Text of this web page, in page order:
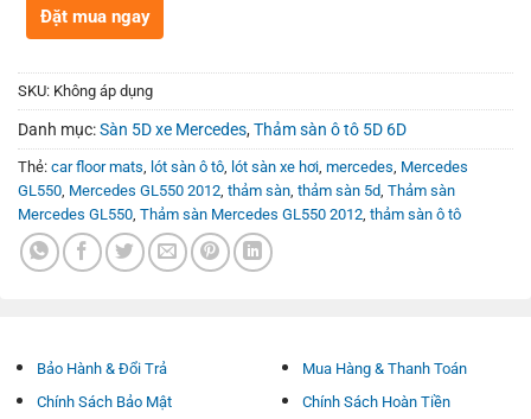
Đặt mua ngay
SKU: Không áp dụng
Danh mục:Sàn 5D xe Mercedes,Thảm sàn ô tô 5D 6D
Thẻ: car floor mats, lót sàn ô tô, lót sàn xe hơi, mercedes, Mercedes
GL550, Mercedes GL550 2012, thảm sàn, thảm sàn 5d, Thảm sàn
Mercedes GL550, Thảm sàn Mercedes GL550 2012, thảm sàn ô tô
Bảo Hành & Đổi Trả
Chính Sách Bảo Mật
Mua Hàng & Thanh Toán
Chính Sách Hoàn Tiền